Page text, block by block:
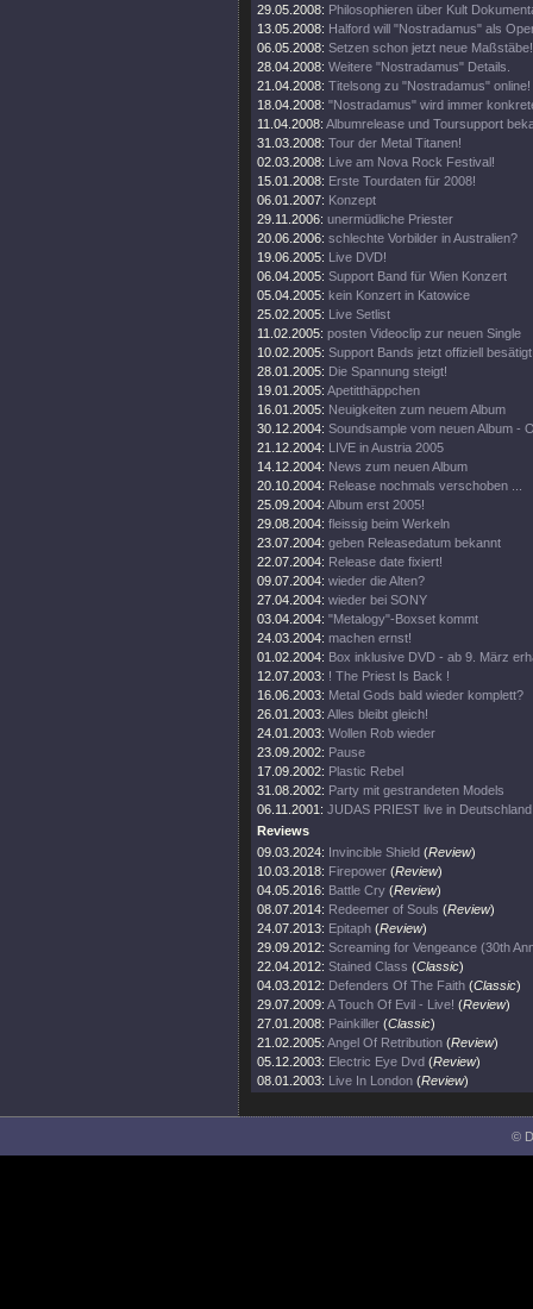
29.05.2008: Philosophieren über Kult
13.05.2008: Halford will "Nostradamus" als
06.05.2008: Setzen schon jetzt neue Maßstäbe!
28.04.2008: Weitere "Nostradamus" Details.
21.04.2008: Titelsong zu "Nostradamus" online!
18.04.2008: "Nostradamus" wird immer
11.04.2008: Albumrelease und Toursupport
31.03.2008: Tour der Metal Titanen!
02.03.2008: Live am Nova Rock Festival!
15.01.2008: Erste Tourdaten für 2008!
06.01.2007: Konzept
29.11.2006: unermüdliche Priester
20.06.2006: schlechte Vorbilder in Australien?
19.06.2005: Live DVD!
06.04.2005: Support Band für Wien Konzert
05.04.2005: kein Konzert in Katowice
25.02.2005: Live Setlist
11.02.2005: posten Videoclip zur neuen Single
10.02.2005: Support Bands jetzt offiziell besätigt
28.01.2005: Die Spannung steigt!
19.01.2005: Apetitthäppchen
16.01.2005: Neuigkeiten zum neuem Album
30.12.2004: Soundsample vom neuen Album -
21.12.2004: LIVE in Austria 2005
14.12.2004: News zum neuen Album
20.10.2004: Release nochmals verschoben ...
25.09.2004: Album erst 2005!
29.08.2004: fleissig beim Werkeln
23.07.2004: geben Releasedatum bekannt
22.07.2004: Release date fixiert!
09.07.2004: wieder die Alten?
27.04.2004: wieder bei SONY
03.04.2004: "Metalogy"-Boxset kommt
24.03.2004: machen ernst!
01.02.2004: Box inklusive DVD - ab 9. März
12.07.2003: ! The Priest Is Back !
16.06.2003: Metal Gods bald wieder komplett?
26.01.2003: Alles bleibt gleich!
24.01.2003: Wollen Rob wieder
23.09.2002: Pause
17.09.2002: Plastic Rebel
31.08.2002: Party mit gestrandeten Models
06.11.2001: JUDAS PRIEST live in Deutschland
Reviews
09.03.2024: Invincible Shield (Review)
10.03.2018: Firepower (Review)
04.05.2016: Battle Cry (Review)
08.07.2014: Redeemer of Souls (Review)
24.07.2013: Epitaph (Review)
29.09.2012: Screaming for Vengeance (30th
22.04.2012: Stained Class (Classic)
04.03.2012: Defenders Of The Faith (Classic)
29.07.2009: A Touch Of Evil - Live! (Review)
27.01.2008: Painkiller (Classic)
21.02.2005: Angel Of Retribution (Review)
05.12.2003: Electric Eye Dvd (Review)
08.01.2003: Live In London (Review)
©